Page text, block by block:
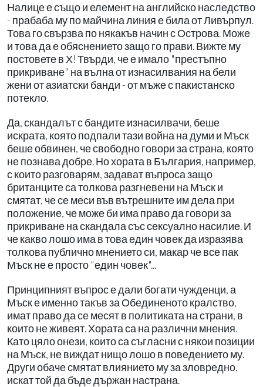
Налице е също и елемент на английско наследство
- прабаба му по майчина линия е била от Ливърпул.
Това го свързва по някакъв начин с Острова. Може
и това да е обяснението защо го прави. Вижте му
постовете в Х! Твърди, че е имало "престъпно
прикриване" на вълна от изнасилвания на бели
жени от азиатски банди - от мъже с пакистанско
потекло.
Да, скандалът с бандите изнасилвачи, беше
искрата, която подпали тази война на думи и Мъск
беше обвинен, че свободно говори за страна, която
не познава добре. Но хората в България, например,
с които разговарям, задават въпроса защо
британците са толкова разгневени на Мъск и
смятат, че се меси във вътрешните им дела при
положение, че може би има право да говори за
прикриване на скандала със сексуално насилие. И
че какво лошо има в това един човек да изразява
толкова публично мнението си, макар че все пак
Мъск не е просто "един човек"...
Принципният въпрос е дали богати чужденци, а
Мъск е именно такъв за Обединеното кралство,
имат право да се месят в политиката на страни, в
които не живеят. Хората са на различни мнения.
Като цяло онези, които са съгласни с някои позиции
на Мъск, не виждат нищо лошо в поведението му.
Други обаче смятат влиянието му за зловредно,
искат той да бъде държан настрана.